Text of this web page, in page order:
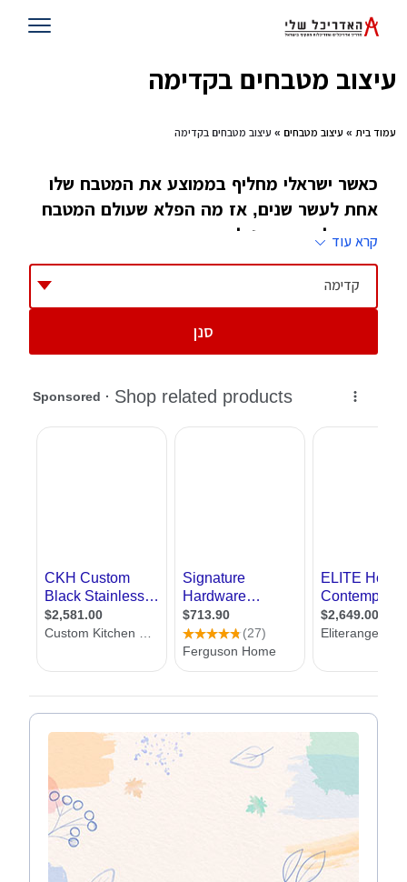
עיצוב מטבחים בקדימה
עמוד בית » עיצוב מטבחים » עיצוב מטבחים בקדימה
כאשר ישראלי מחליף בממוצע את המטבח שלו
אחת לעשר שנים, אז מה הפלא שעולם המטבח
הישראלי משתדרג לעיתים קרובות, ואם הוא
משתדרג יש מי שצריך לוודא שאנחנו נהנים
מעיצוב הולם שלו, לו קוראים מעצב מטבח
ביקור בבתים ישנים מגלה עיצוב מטבחים דומה,
קירות, כיור, מעליו ומתחתיו ארונות, מדי פעם יש
יציאות מעניינות של ארון פתוח לייבוש כלים. למי
מאיתנו שגדל עם מטבח שכזה, קל לומר שיותר
פניםוהפך לתחום בפני עצמו. הסיבה היא,
שבעזרת עיצוב מטבחים אנחנו זוכים לשדרוג הן של
המטבח עצמו והן ביעילות שלנו בעבודה בו. כיום
המטבחים יותר מאורגנים, יותר מרווחים ומאפשרים
שימוש נכון במוצרי המטבח השונים.
אנחנו באתר אדריכל
שלי, מציעים לכם ליהנות
ממפגש עם עשרות מעצבי מטבחים כאן באתר.
במפגש תוכלו לקבל מידע על מעצבי מטבחים,
לקרוא מאמרים מקצועיים, לעלות שאלות לפורום
האתר וכן לקבל פניות בטלפון באמצעות טופס
הפנייה שלנו.
קרא עוד
קדימה
סנן